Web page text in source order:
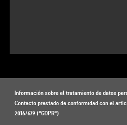
Información sobre el tratamiento de datos
Contacto prestado de conformidad con el
2016/679 ("GDPR")